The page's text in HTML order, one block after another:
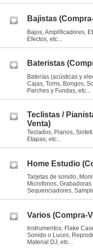
Bajistas
Bajos, Amplificadores,
Efectos, etc...
Bateristas
Baterías (acústicas y
Cajas, Toms, Bongos,
Parches y Fundas, etc...
Teclistas /
Venta)
Teclados, Pianos,
Etapas, etc...
Home Estudio
Tarjetas de sonido,
Microfonos,
Sequenciadores,
Varios (Compra-
Instrumentos, Flake
Sonido o Luces,
Material DJ, etc...